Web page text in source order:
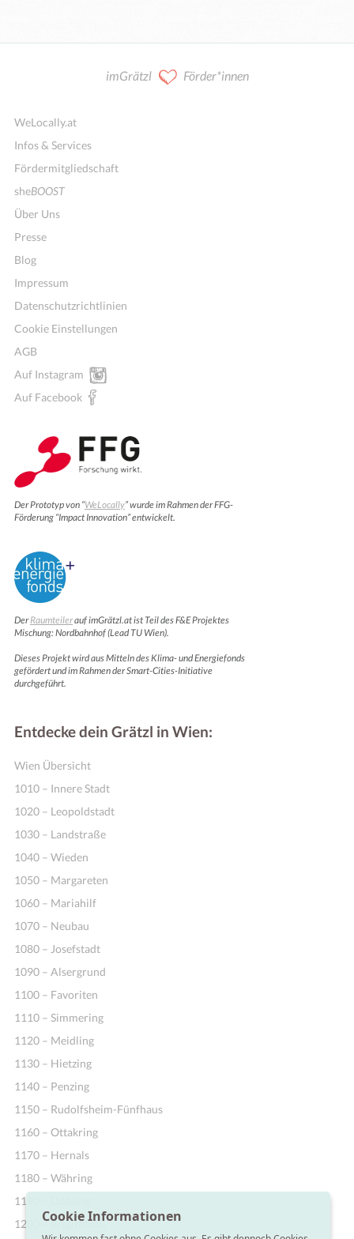
imGrätzl Förder*innen
WeLocally.at
Infos & Services
Fördermitgliedschaft
sheBOOST
Über Uns
Presse
Blog
Impressum
Datenschutzrichtlinien
Cookie Einstellungen
AGB
Auf Instagram
Auf Facebook
Der Prototyp von “WeLocally” wurde im Rahmen der FFG-
Förderung “Impact Innovation” entwickelt.
DerRaumteilerauf imGrätzl.at ist Teil des F&E Projektes
Mischung: Nordbahnhof (Lead TU Wien).
Dieses Projekt wird aus Mitteln des Klima- und Energiefonds
gefördert und im Rahmen der Smart-Cities-Initiative
durchgeführt.
Entdecke dein Grätzl in Wien:
Wien Übersicht
1010 – Innere Stadt
1020 – Leopoldstadt
1030 – Landstraße
1040 – Wieden
1050 – Margareten
1060 – Mariahilf
1070 – Neubau
1080 – Josefstadt
1090 – Alsergrund
1100 – Favoriten
1110 – Simmering
1120 – Meidling
1130 – Hietzing
1140 – Penzing
1150 – Rudolfsheim-Fünfhaus
1160 – Ottakring
1170 – Hernals
1180 – Währing
1190 – Döbling
1200 – Brigittenau
Cookie Informationen